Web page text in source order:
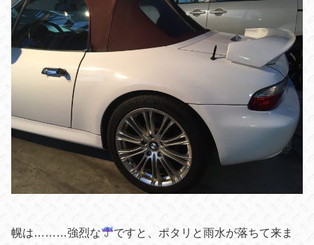
幌は………強烈な
ですと、ポタリと雨水が落ちて来ま